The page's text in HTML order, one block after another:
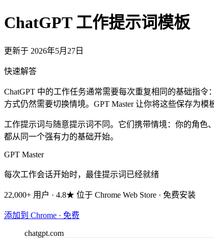
ChatGPT 工作提示词模板
更新于 2026年5月27日
快速解答
ChatGPT 中的工作任务通常需要每次重复相同的基础指
方式仍然需要切换情境。GPT Master 让你将这些保存为
工作提示词与随意提示词不同。它们携带情境：你的角
都从同一个强有力的基础开始。
GPT Master
每次工作会话开始时，最佳提示词已经就绪
22,000+ 用户 · 4.8★ 位于 Chrome Web Store · 免费安装
添加到 Chrome · 免费
chatgpt.com